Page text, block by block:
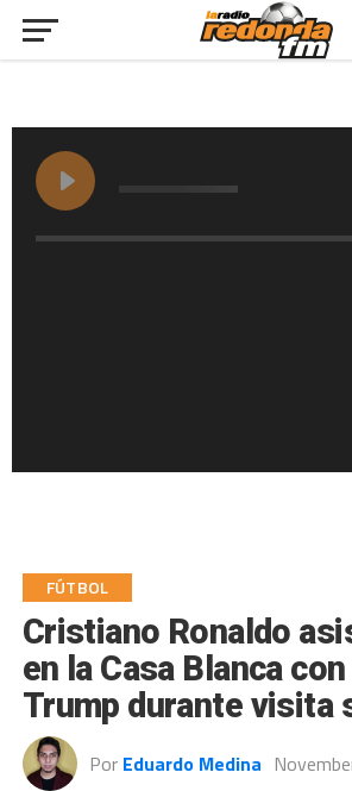
FÚTBOL
Cristiano Ronaldo
en la Casa Blanca con
Trump durante visita
Por Eduardo Medina